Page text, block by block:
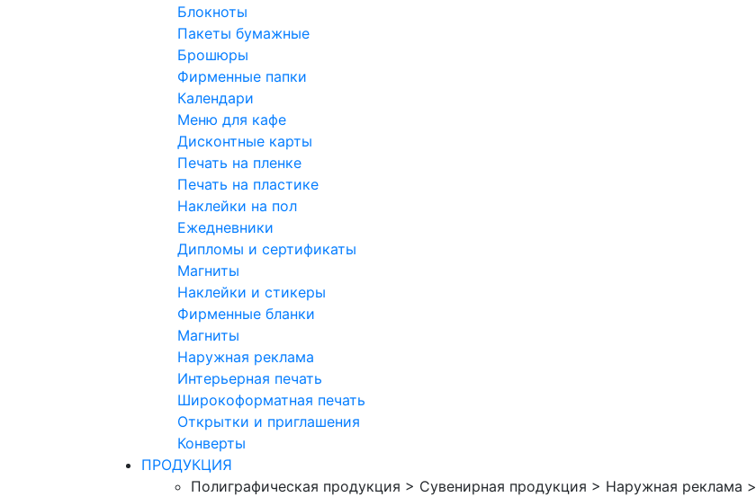
Блокноты
Пакеты бумажные
Брошюры
Фирменные папки
Календари
Меню для кафе
Дисконтные карты
Печать на пленке
Печать на пластике
Наклейки на пол
Ежедневники
Дипломы и сертификаты
Магниты
Наклейки и стикеры
Фирменные бланки
Магниты
Наружная реклама
Интерьерная печать
Широкоформатная печать
Открытки и приглашения
Конверты
ПРОДУКЦИЯ
Полиграфическая продукция > Сувенирная продукция > Наружная реклама >